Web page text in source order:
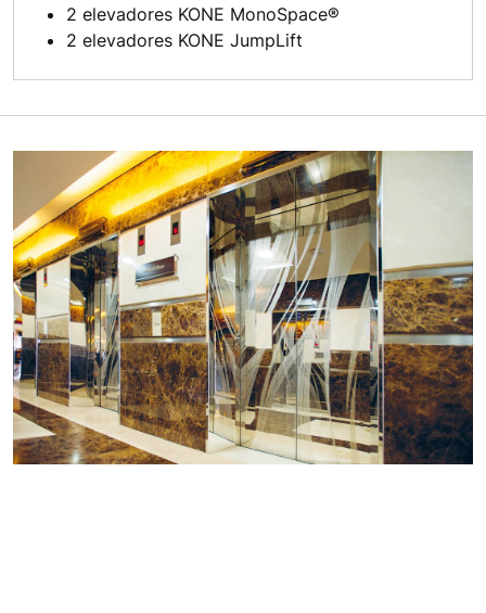
2 elevadores KONE MonoSpace®
2 elevadores KONE JumpLift